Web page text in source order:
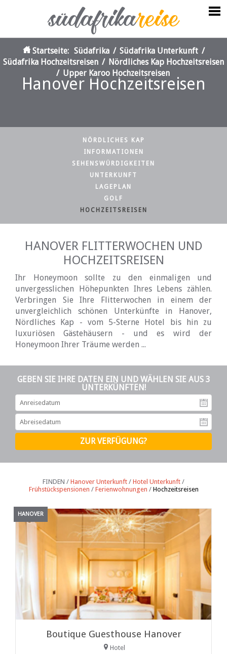
Hanover Hochzeitsreisen
Startseite: Südafrika / Südafrika Unterkunft /
Südafrika Hochzeitsreisen / Nördliches Kap Hochzeitsreisen
/ Upper Karoo Hochzeitsreisen
NÖRDLICHES KAP
INFORMATIONEN
SEHENSWÜRDIGKEITEN
UNTERKUNFT
LAGEPLAN
GOLF
HOCHZEITSREISEN
HANOVER FLITTERWOCHEN UND
HOCHZEITSREISEN
Ihr Honeymoon sollte zu den einmaligen und
unvergesslichen Höhepunkten Ihres Lebens zählen.
Verbringen Sie Ihre Flitterwochen in einem der
unvergleichlich schönen Unterkünfte in Hanover,
Nördliches Kap - vom 5-Sterne Hotel bis hin zu
luxuriösen Gästehäusern - und es wird der
Honeymoon Ihrer Träume werden ...
GEBEN SIE IHRE DATEN EIN UND WÄHLEN SIE AUS 3
UNTERKÜNFTEN!
FINDEN / Hanover Unterkunft / Hotel Unterkunft /
Frühstückspensionen / Ferienwohnungen / Hochzeitsreisen
HANOVER
Boutique Guesthouse Hanover
Hotel